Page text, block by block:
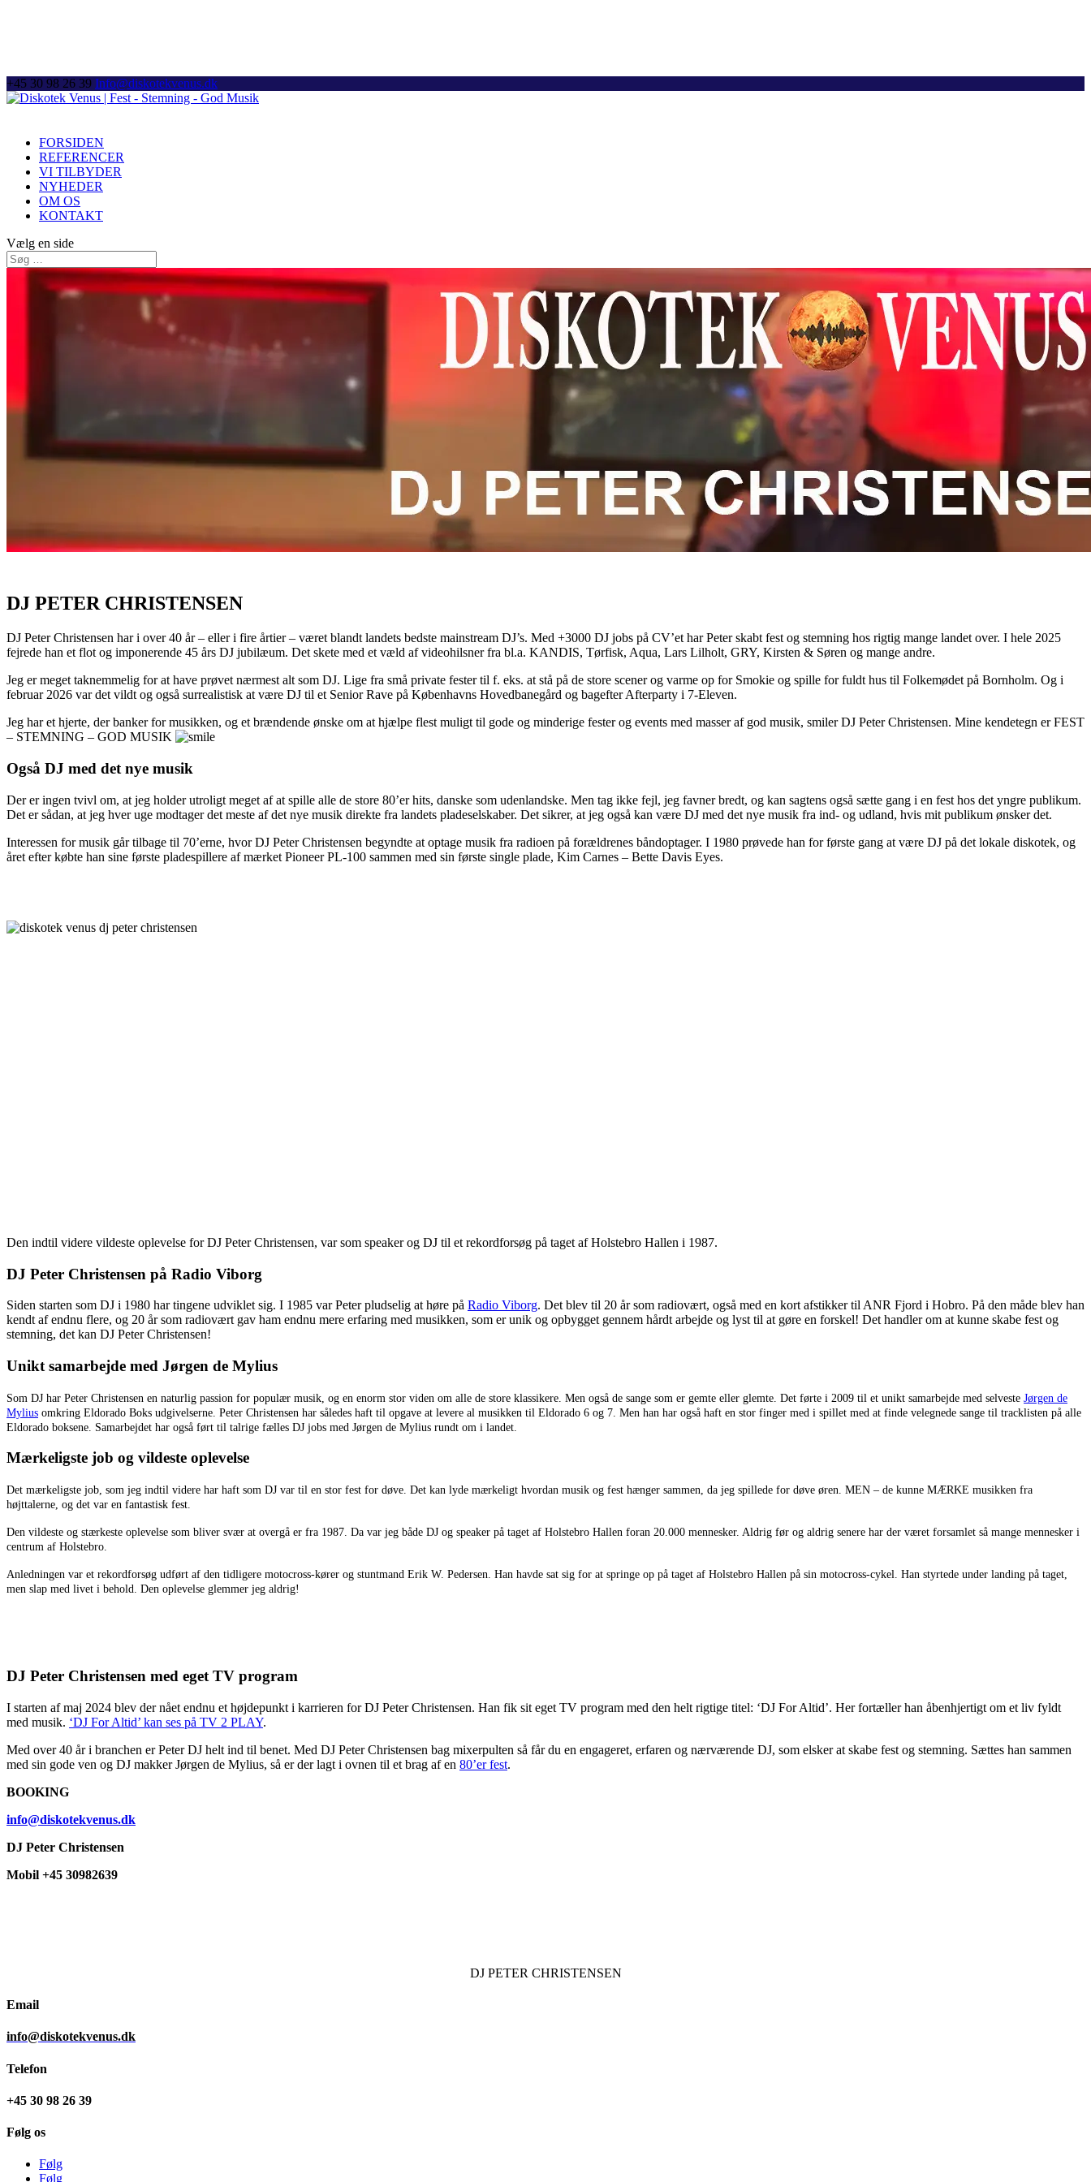
+45 30 98 26 39 Info@diskotekvenus.dk
FORSIDEN
REFERENCER
VI TILBYDER
NYHEDER
OM OS
KONTAKT
Vælg en side
DJ PETER CHRISTENSEN
DJ Peter Christensen har i over 40 år – eller i fire årtier – været blandt landets bedste mainstream DJ’s. Med +3000 DJ jobs på CV’et har Peter skabt fest og stemning hos rigtig mange landet over. I hele 2025
fejrede han et flot og imponerende 45 års DJ jubilæum. Det skete med et væld af videohilsner fra bl.a. KANDIS, Tørfisk, Aqua, Lars Lilholt, GRY, Kirsten & Søren og mange andre.
Jeg er meget taknemmelig for at have prøvet nærmest alt som DJ. Lige fra små private fester til f. eks. at stå på de store scener og varme op for Smokie og spille for fuldt hus til Folkemødet på Bornholm. Og i
februar 2026 var det vildt og også surrealistisk at være DJ til et Senior Rave på Københavns Hovedbanegård og bagefter Afterparty i 7-Eleven.
Jeg har et hjerte, der banker for musikken, og et brændende ønske om at hjælpe flest muligt til gode og minderige fester og events med masser af god musik, smiler DJ Peter Christensen. Mine kendetegn er FEST
– STEMNING – GOD MUSIK
Også DJ med det nye musik
Der er ingen tvivl om, at jeg holder utroligt meget af at spille alle de store 80’er hits, danske som udenlandske. Men tag ikke fejl, jeg favner bredt, og kan sagtens også sætte gang i en fest hos det yngre publikum.
Det er sådan, at jeg hver uge modtager det meste af det nye musik direkte fra landets pladeselskaber. Det sikrer, at jeg også kan være DJ med det nye musik fra ind- og udland, hvis mit publikum ønsker det.
Interessen for musik går tilbage til 70’erne, hvor DJ Peter Christensen begyndte at optage musik fra radioen på forældrenes båndoptager. I 1980 prøvede han for første gang at være DJ på det lokale diskotek, og
året efter købte han sine første pladespillere af mærket Pioneer PL-100 sammen med sin første single plade, Kim Carnes – Bette Davis Eyes.
Den indtil videre vildeste oplevelse for DJ Peter Christensen, var som speaker og DJ til et rekordforsøg på taget af Holstebro Hallen i 1987.
DJ Peter Christensen på Radio Viborg
Siden starten som DJ i 1980 har tingene udviklet sig. I 1985 var Peter pludselig at høre på Radio Viborg. Det blev til 20 år som radiovært, også med en kort afstikker til ANR Fjord i Hobro. På den måde blev han
kendt af endnu flere, og 20 år som radiovært gav ham endnu mere erfaring med musikken, som er unik og opbygget gennem hårdt arbejde og lyst til at gøre en forskel! Det handler om at kunne skabe fest og
stemning, det kan DJ Peter Christensen!
Unikt samarbejde med Jørgen de Mylius
Som DJ har Peter Christensen en naturlig passion for populær musik, og en enorm stor viden om alle de store klassikere. Men også de sange som er gemte eller glemte. Det førte i 2009 til et unikt samarbejde med selveste Jørgen de
Mylius omkring Eldorado Boks udgivelserne. Peter Christensen har således haft til opgave at levere al musikken til Eldorado 6 og 7. Men han har også haft en stor finger med i spillet med at finde velegnede sange til tracklisten på alle
Eldorado boksene. Samarbejdet har også ført til talrige fælles DJ jobs med Jørgen de Mylius rundt om i landet.
Mærkeligste job og vildeste oplevelse
Det mærkeligste job, som jeg indtil videre har haft som DJ var til en stor fest for døve. Det kan lyde mærkeligt hvordan musik og fest hænger sammen, da jeg spillede for døve øren. MEN – de kunne MÆRKE musikken fra
højttalerne, og det var en fantastisk fest.
Den vildeste og stærkeste oplevelse som bliver svær at overgå er fra 1987. Da var jeg både DJ og speaker på taget af Holstebro Hallen foran 20.000 mennesker. Aldrig før og aldrig senere har der været forsamlet så mange mennesker i
centrum af Holstebro.
Anledningen var et rekordforsøg udført af den tidligere motocross-kører og stuntmand Erik W. Pedersen. Han havde sat sig for at springe op på taget af Holstebro Hallen på sin motocross-cykel. Han styrtede under landing på taget,
men slap med livet i behold. Den oplevelse glemmer jeg aldrig!
DJ Peter Christensen med eget TV program
I starten af maj 2024 blev der nået endnu et højdepunkt i karrieren for DJ Peter Christensen. Han fik sit eget TV program med den helt rigtige titel: ‘DJ For Altid’. Her fortæller han åbenhjertigt om et liv fyldt
med musik. ‘DJ For Altid’ kan ses på TV 2 PLAY.
Med over 40 år i branchen er Peter DJ helt ind til benet. Med DJ Peter Christensen bag mixerpulten så får du en engageret, erfaren og nærværende DJ, som elsker at skabe fest og stemning. Sættes han sammen
med sin gode ven og DJ makker Jørgen de Mylius, så er der lagt i ovnen til et brag af en 80’er fest.
BOOKING
info@diskotekvenus.dk
DJ Peter Christensen
Mobil +45 30982639
DJPETER CHRISTENSEN
Email
info@diskotekvenus.dk
Telefon
+45 30 98 26 39
Følg os
Følg
Følg